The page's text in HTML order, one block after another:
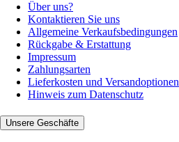
Über uns?
Kontaktieren Sie uns
Allgemeine Verkaufsbedingungen
Rückgabe & Erstattung
Impressum
Zahlungsarten
Lieferkosten und Versandoptionen
Hinweis zum Datenschutz
Unsere Geschäfte